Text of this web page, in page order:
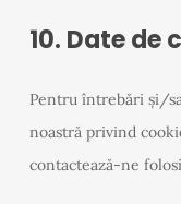
10. Date de
Pentru întrebări și/
noastră privind
contactează-ne